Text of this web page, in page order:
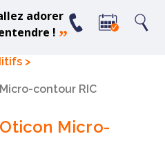
adorer
! ”
contour RIC
Micro-